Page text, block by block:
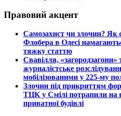
Правовий акцент
​Самозахист чи злочин? Як
Флобера в Одесі
тяжку статтю
​Свавілля, «загородзагони»
журналістське
мобілізованими у 225-му
​Злочин під прикриттям
ТЦК у Смілі потрапили на
приватної будівлі